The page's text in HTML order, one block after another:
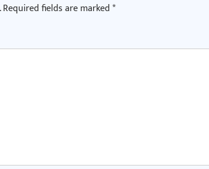
Required fields are marked*